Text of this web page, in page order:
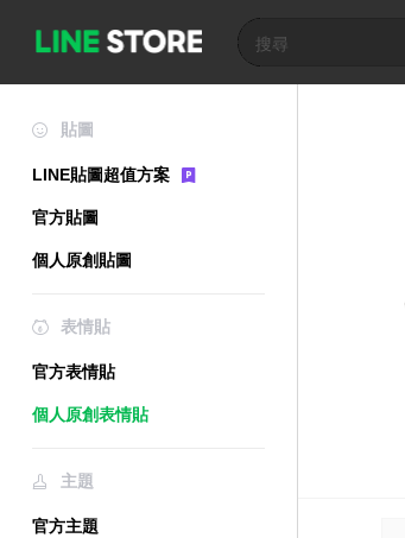
貼圖
LINE貼圖超值方案
官方貼圖
個人原創貼圖
表情貼
官方表情貼
個人原創表情貼
主題
官方主題